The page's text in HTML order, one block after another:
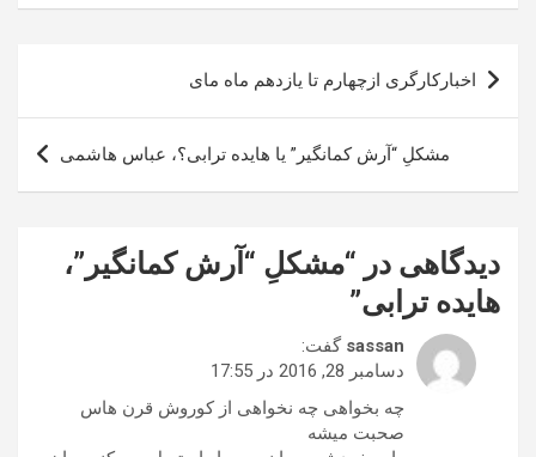
راهبری
نوشته
اخبارکارگری ازچهارم تا یازدهم ماه مای
مشکلِ “آرش کمانگیر” یا هایده ترابی؟، عباس هاشمی
دیدگاهی در “مشکلِ “آرش کمانگیر”،
هایده ترابی”
sassan گفت:
دسامبر 28, 2016 در 17:55
چه بخواهی چه نخواهی از کوروش قرن هاس
صحبت میشه